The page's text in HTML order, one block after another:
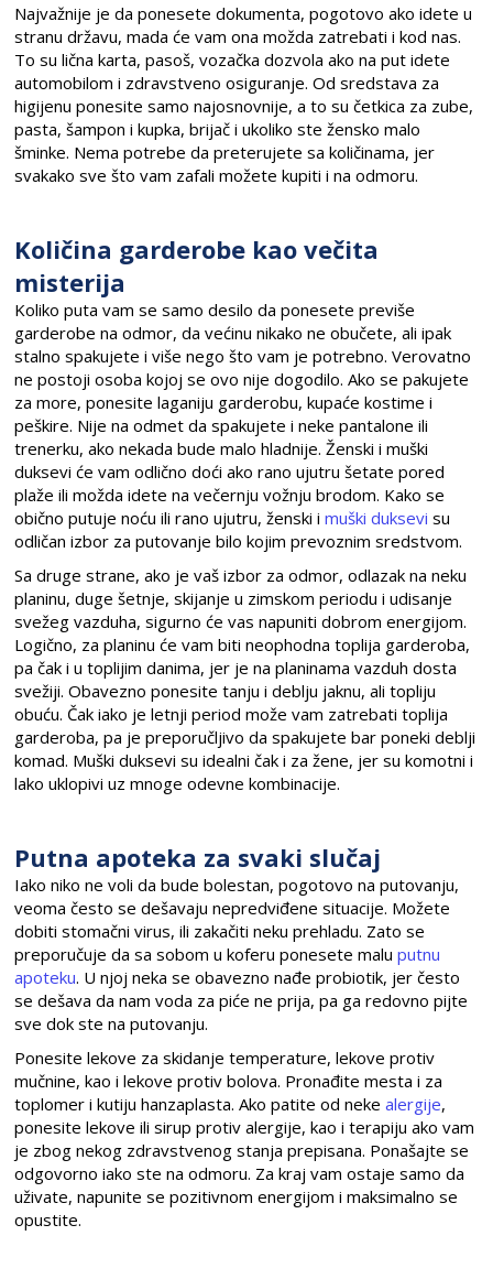
Najvažnije je da ponesete dokumenta, pogotovo ako idete u
stranu državu, mada će vam ona možda zatrebati i kod nas.
To su lična karta, pasoš, vozačka dozvola ako na put idete
automobilom i zdravstveno osiguranje. Od sredstava za
higijenu ponesite samo najosnovnije, a to su četkica za zube,
pasta, šampon i kupka, brijač i ukoliko ste žensko malo
šminke. Nema potrebe da preterujete sa količinama, jer
svakako sve što vam zafali možete kupiti i na odmoru.
Količina garderobe kao večita
misterija
Koliko puta vam se samo desilo da ponesete previše
garderobe na odmor, da većinu nikako ne obučete, ali ipak
stalno spakujete i više nego što vam je potrebno. Verovatno
ne postoji osoba kojoj se ovo nije dogodilo. Ako se pakujete
za more, ponesite laganiju garderobu, kupaće kostime i
peškire. Nije na odmet da spakujete i neke pantalone ili
trenerku, ako nekada bude malo hladnije. Ženski i muški
duksevi će vam odlično doći ako rano ujutru šetate pored
plaže ili možda idete na večernju vožnju brodom. Kako se
obično putuje noću ili rano ujutru, ženski imuški duksevi su
odličan izbor za putovanje bilo kojim prevoznim sredstvom.
Sa druge strane, ako je vaš izbor za odmor, odlazak na neku
planinu, duge šetnje, skijanje u zimskom periodu i udisanje
svežeg vazduha, sigurno će vas napuniti dobrom energijom.
Logično, za planinu će vam biti neophodna toplija garderoba,
pa čak i u toplijim danima, jer je na planinama vazduh dosta
svežiji. Obavezno ponesite tanju i deblju jaknu, ali topliju
obuću. Čak iako je letnji period može vam zatrebati toplija
garderoba, pa je preporučljivo da spakujete bar poneki deblji
komad. Muški duksevi su idealni čak i za žene, jer su komotni i
lako uklopivi uz mnoge odevne kombinacije.
Putna apoteka za svaki slučaj
Iako niko ne voli da bude bolestan, pogotovo na putovanju,
veoma često se dešavaju nepredviđene situacije. Možete
dobiti stomačni virus, ili zakačiti neku prehladu. Zato se
preporučuje da sa sobom u koferu ponesete maluputnu
apoteku. U njoj neka se obavezno nađe probiotik, jer često
se dešava da nam voda za piće ne prija, pa ga redovno pijte
sve dok ste na putovanju.
Ponesite lekove za skidanje temperature, lekove protiv
mučnine, kao i lekove protiv bolova. Pronađite mesta i za
toplomer i kutiju hanzaplasta. Ako patite od nekealergije,
ponesite lekove ili sirup protiv alergije, kao i terapiju ako vam
je zbog nekog zdravstvenog stanja prepisana. Ponašajte se
odgovorno iako ste na odmoru. Za kraj vam ostaje samo da
uživate, napunite se pozitivnom energijom i maksimalno se
opustite.